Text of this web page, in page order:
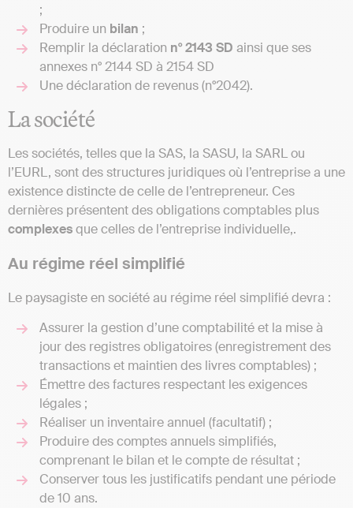
;
Produire un bilan ;
Remplir la déclaration n° 2143 SD ainsi que ses
annexes n° 2144 SD à 2154 SD
Une déclaration de revenus (n°2042).
La société
Les sociétés, telles que la SAS, la SASU, la SARL ou
l’EURL, sont des structures juridiques où l’entreprise a une
existence distincte de celle de l’entrepreneur. Ces
dernières présentent des obligations comptables plus
complexesque celles de l’entreprise individuelle,.
Au régime réel simplifié
Le paysagiste en société au régime réel simplifié devra :
Assurer la gestion d’une comptabilité et la mise à
jour des registres obligatoires (enregistrement des
transactions et maintien des livres comptables) ;
Émettre des factures respectant les exigences
légales ;
Réaliser un inventaire annuel (facultatif) ;
Produire des comptes annuels simplifiés,
comprenant le bilan et le compte de résultat ;
Conserver tous les justificatifs pendant une période
de 10 ans.